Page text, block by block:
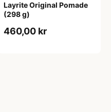
Layrite Original Pomade
(298 g)
460,00 kr